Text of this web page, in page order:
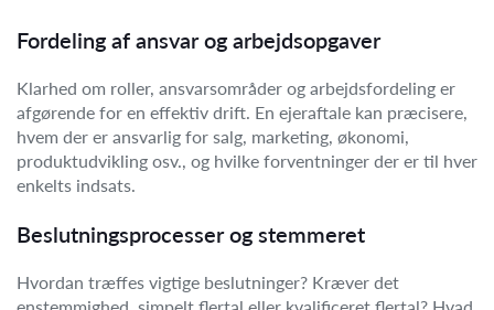
Fordeling af ansvar og arbejdsopgaver
Klarhed om roller, ansvarsområder og arbejdsfordeling er
afgørende for en effektiv drift. En ejeraftale kan præcisere,
hvem der er ansvarlig for salg, marketing, økonomi,
produktudvikling osv., og hvilke forventninger der er til hver
enkelts indsats.
Beslutningsprocesser og stemmeret
Hvordan træffes vigtige beslutninger? Kræver det